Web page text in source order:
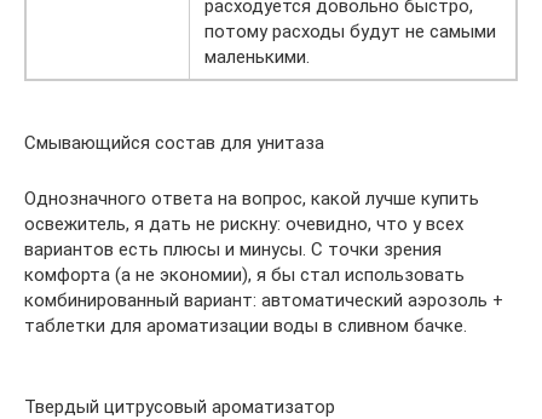
расходуется довольно быстро,
потому расходы будут не самыми
маленькими.
Смывающийся состав для унитаза
Однозначного ответа на вопрос, какой лучше купить
освежитель, я дать не рискну: очевидно, что у всех
вариантов есть плюсы и минусы. С точки зрения
комфорта (а не экономии), я бы стал использовать
комбинированный вариант: автоматический аэрозоль +
таблетки для ароматизации воды в сливном бачке.
Твердый цитрусовый ароматизатор